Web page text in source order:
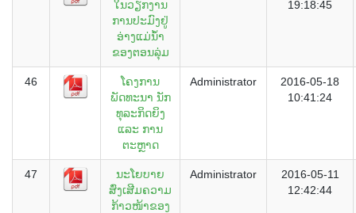
ໃນວຽກງານ
ການປະມົງຢູ່
ອ່າງແມ່ນ້ຳ
ຂອງຕອນລຸ່ມ
19:18:45
46
ໂຄງການ
ພັດທະນາ ນັກ
ທຸລະກິດຍິງ
ແລະ ການ
ຕະຫຼາດ
Administrator
2016-05-18
10:41:24
47
ນະໂຍບາຍ
ສົ່ງເສີມຄວາມ
ກ້າວໜ້າຂອງ
Administrator
2016-05-11
12:42:44